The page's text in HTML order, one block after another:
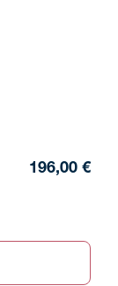
196,00 €